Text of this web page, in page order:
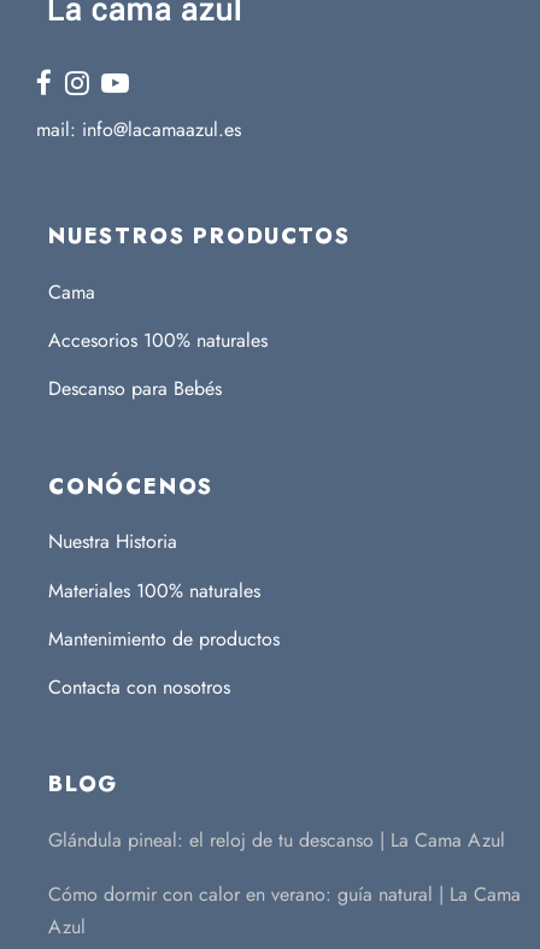
mail: info@lacamaazul.es
NUESTROS PRODUCTOS
Cama
Accesorios 100% naturales
Descanso para Bebés
CONÓCENOS
Nuestra Historia
Materiales 100% naturales
Mantenimiento de productos
Contacta con nosotros
BLOG
Glándula pineal: el reloj de tu descanso | La Cama Azul
Cómo dormir con calor en verano: guía natural | La Cama
Azul